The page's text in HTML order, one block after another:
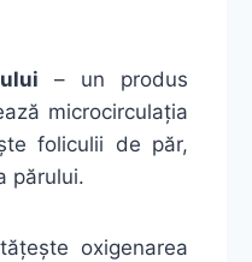
– un produs
microcirculația
foliculii de păr,
părului.
oxigenarea